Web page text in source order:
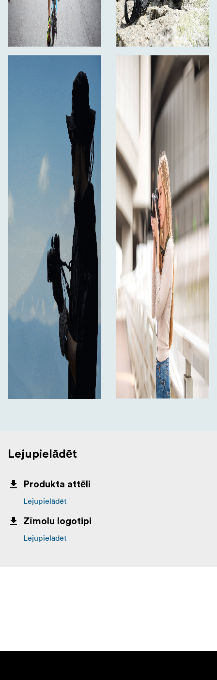
Lejupielādēt
Produkta attēli
Lejupielādēt
Zīmolu logotipi
Lejupielādēt